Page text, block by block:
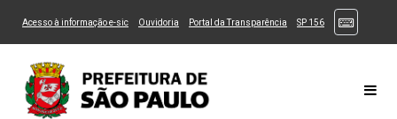
Ir ao Conteúdo Ir para menu principal Ir para busca 3
Alternar Alto Contraste
Acesso à informação e-sic(Link para um novo sítio)
Ouvidoria (Link para um novo sítio)
Portal da Transparência (Link para um novo sítio)
SP 156(Link para um